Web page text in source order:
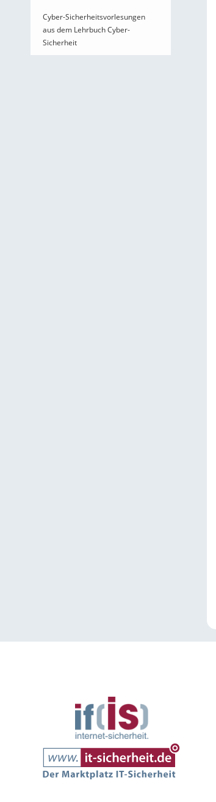
Cyber-Sicherheitsvorlesungen
aus dem Lehrbuch Cyber-
Sicherheit